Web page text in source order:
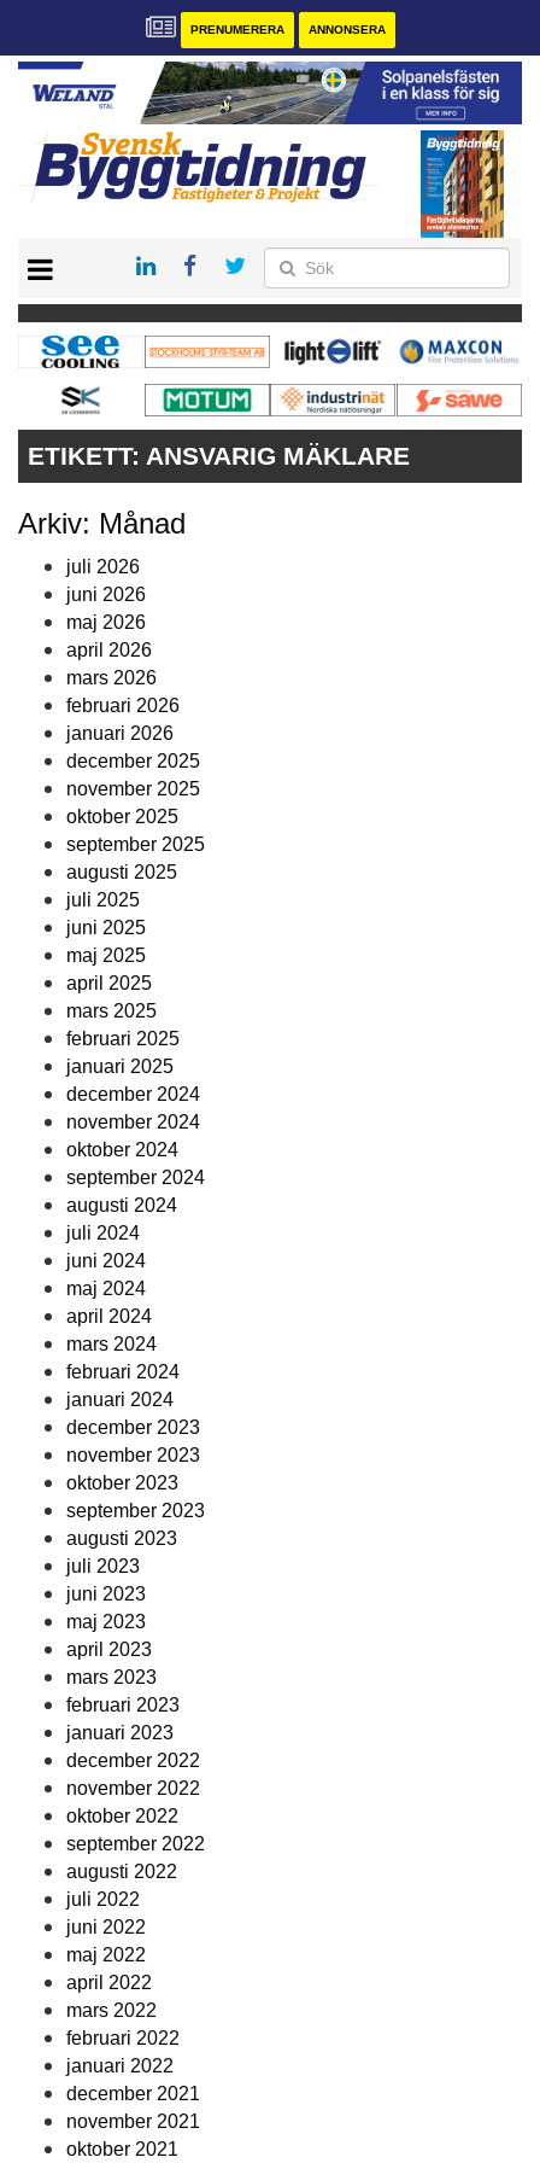
PRENUMERERA ANNONSERA
PRENUMERERA
VÅRA ANDRA MAGASIN
ANNONSERA
ETIKETT: ANSVARIG MÄKLARE
Arkiv: Månad
juli 2026
juni 2026
maj 2026
april 2026
mars 2026
februari 2026
januari 2026
december 2025
november 2025
oktober 2025
september 2025
augusti 2025
juli 2025
juni 2025
maj 2025
april 2025
mars 2025
februari 2025
januari 2025
december 2024
november 2024
oktober 2024
september 2024
augusti 2024
juli 2024
juni 2024
maj 2024
april 2024
mars 2024
februari 2024
januari 2024
december 2023
november 2023
oktober 2023
september 2023
augusti 2023
juli 2023
juni 2023
maj 2023
april 2023
mars 2023
februari 2023
januari 2023
december 2022
november 2022
oktober 2022
september 2022
augusti 2022
juli 2022
juni 2022
maj 2022
april 2022
mars 2022
februari 2022
januari 2022
december 2021
november 2021
oktober 2021